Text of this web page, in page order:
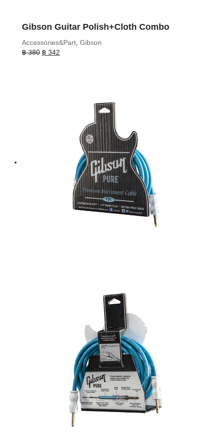
Gibson Guitar Polish+Cloth Combo
Accessories&Part Gibson
฿380 Original
฿ 342